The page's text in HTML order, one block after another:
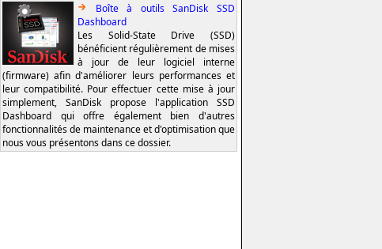
Boîte à outils SanDisk SSD
Dashboard
Les Solid-State Drive (SSD)
bénéficient régulièrement de mises
à jour de leur logiciel interne
(firmware) afin d'améliorer leurs performances et
leur compatibilité. Pour effectuer cette mise à jour
simplement, SanDisk propose l'application SSD
Dashboard qui offre également bien d'autres
fonctionnalités de maintenance et d'optimisation que
nous vous présentons dans ce dossier.